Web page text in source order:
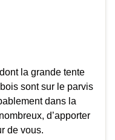
la grande tente
sont sur le parvis
dans la
d’apporter
de vous.